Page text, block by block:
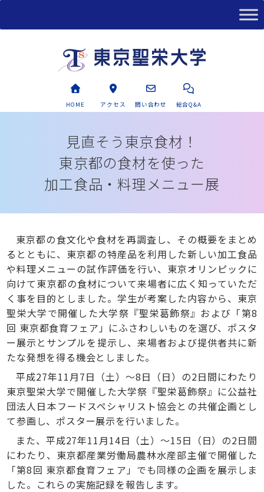
HOME アクセス 問い合わせ 総合Q&A
見直そう東京食材！
東京都の食材を使った
加工食品・料理メニュー展
東京都の食文化や食材を再調査し、その概要をまとめ
るとともに、東京都の特産品を利用した新しい加工食品
や料理メニューの試作評価を行い、東京オリンピックに
向けて東京都の食材について来場者に広く知っていただ
く事を目的としました。学生が考案した内容から、東京
聖栄大学で開催した大学祭『聖栄葛飾祭』および「第8
回 東京都食育フェア」にふさわしいものを選び、ポスタ
ー展示とサンプルを提示し、来場者および提供者共に新
たな発想を得る機会としました。
平成27年11月7日（土）～8日（日）の2日間にわたり
東京聖栄大学で開催した大学祭『聖栄葛飾祭』に公益社
団法人日本フードスペシャリスト協会との共催企画とし
て参画し、ポスター展示を行いました。
また、平成27年11月14日（土）～15日（日）の2日間
にわたり、東京都産業労働局農林水産部主催で開催した
「第8回 東京都食育フェア」でも同様の企画を展示しま
した。これらの実施記録を報告します。